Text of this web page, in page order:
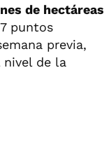
de hectáreas
7 puntos
previa,
nivel de la